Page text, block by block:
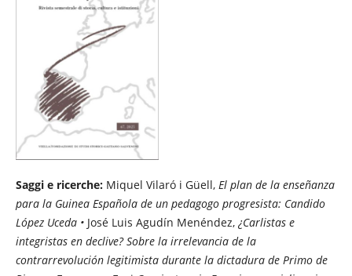
Saggi e ricerche:Miquel Vilaró i Güell, El plan de la enseñanza
para la Guinea Española de un pedagogo progresista: Candido
López Uceda •José Luis Agudín Menéndez, ¿Carlistas e
integristas en declive? Sobre la irrelevancia de la
contrarrevolución legitimista durante la dictadura de Primo de